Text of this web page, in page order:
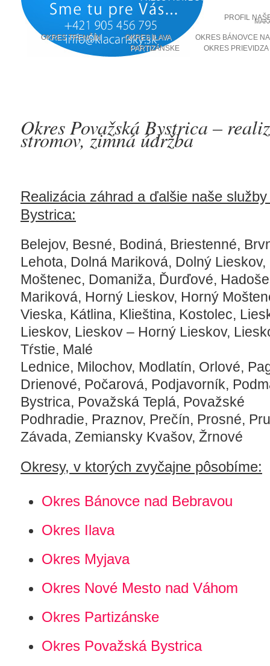
PROFIL
OKRES TRENČÍN OKRES ILAVA
OKRES BÁNOVCE
PARTIZÁNSKE
OKRES PRIEVIDZA
Okres Považská Bystrica –
stromov, zimná údržba
Realizácia záhrad a ďalšie naše
Bystrica:
Belejov, Besné, Bodiná, Briestenné,
Lehota, Dolná Mariková, Dolný Lieskov,
Moštenec, Domaniža, Ďurďové,
Mariková, Horný Lieskov, Horný
Vieska, Kátlina, Klieština, Kostolec,
Lieskov, Lieskov – Horný Lieskov,
Tŕstie, Malé
Lednice, Milochov, Modlatín, Orlové,
Drienové, Počarová, Podjavorník,
Bystrica, Považská Teplá, Považské
Podhradie, Praznov, Prečín, Prosné,
Závada, Zemiansky Kvašov, Žrnové
Okresy, v ktorých zvyčajne pôsobíme:
Okres Bánovce nad Bebravou
Okres Ilava
Okres Myjava
Okres Nové Mesto nad Váhom
Okres Partizánske
Okres Považská Bystrica